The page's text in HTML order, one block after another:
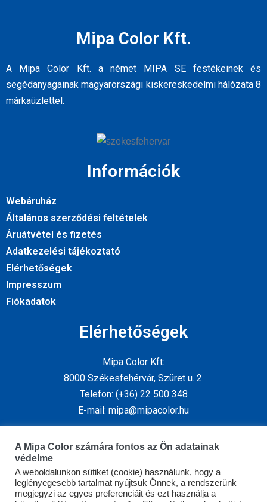
Mipa Color Kft.
A Mipa Color Kft. a német MIPA SE festékeinek és
segédanyagainak magyarországi kiskereskedelmi hálózata 8
márkaüzlettel.
Információk
Webáruház
Általános szerződési feltételek
Áruátvétel és fizetés
Adatkezelési tájékoztató
Elérhetőségek
Impresszum
Fiókadatok
Elérhetőségek
Mipa Color Kft:
8000 Székesfehérvár, Szüret u. 2.
Telefon: (+36) 22 500 348
E-mail: mipa@mipacolor.hu
Kövess minket
A Mipa Color számára fontos az Ön adatainak
védelme
A weboldalunkon sütiket (cookie) használunk, hogy a
leglényegesebb tartalmat nyújtsuk Önnek, a rendszerünk
megjegyzi az egyes preferenciáit és ezt használja a